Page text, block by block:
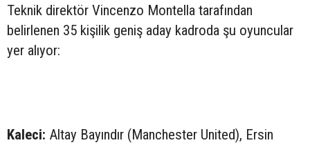
Teknik direktör Vincenzo Montella tarafından
belirlenen 35 kişilik geniş aday kadroda şu oyuncular
yer alıyor:
Kaleci: Altay Bayındır (Manchester United), Ersin